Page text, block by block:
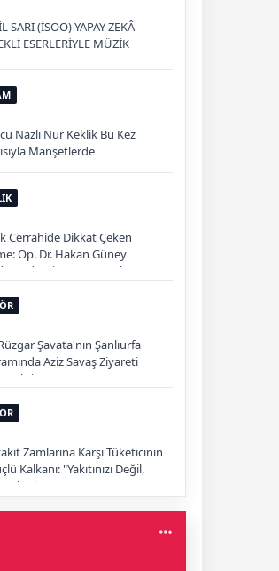
SARI (İSOO) YAPAY ZEKÂ
ESERLERİYLE MÜZİK
Nazlı Nur Keklik Bu Kez
Manşetlerde
Cerrahide Dikkat Çeken
Op. Dr. Hakan Güney
Hizmet Verecek
Şavata'nın Şanlıurfa
Aziz Savaş Ziyareti
Çekti
Zamlarına Karşı Tüketicinin
Kalkanı: "Yakıtınızı Değil,
Tüketin"